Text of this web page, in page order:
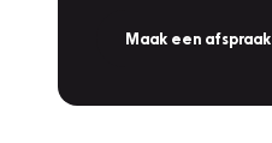
Maak een afspraak